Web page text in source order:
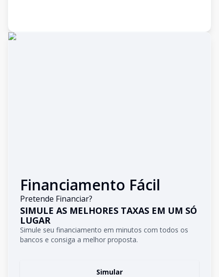
Financiamento Fácil
Pretende Financiar?
SIMULE AS MELHORES TAXAS EM UM SÓ
LUGAR
Simule seu financiamento em minutos com todos os
bancos e consiga a melhor proposta.
Simular